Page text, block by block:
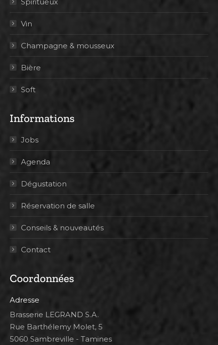
Vin
Champagne & mousseux
Bière
Soft
Informations
Jobs
Agenda
Dégustation
Réservation de salle
Conseils & nouveautés
Contact
Coordonnées
Adresse
Brasserie LEGRAND S.A.
Rue Barthélemy Molet, 5
5060 Sambreville - Tamines